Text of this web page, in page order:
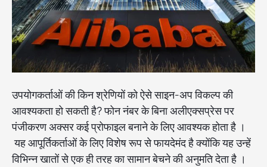
उपयोगकर्ताओं की किन श्रेणियों को ऐसे साइन-अप विकल्प की
आवश्यकता हो सकती है? फोन नंबर के बिना अलीएक्सप्रेस पर
पंजीकरण अक्सर कई प्रोफाइल बनाने के लिए आवश्यक होता है ।
यह आपूर्तिकर्ताओं के लिए विशेष रूप से फायदेमंद है क्योंकि यह उन्हें
विभिन्न खातों से एक ही तरह का सामान बेचने की अनुमति देता है ।